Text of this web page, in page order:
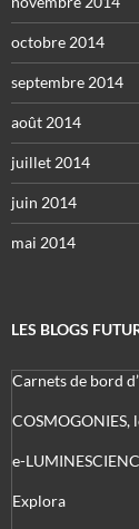
octobre 2014
septembre 2014
août 2014
juillet 2014
juin 2014
mai 2014
LES BLOGS
Carnets de bord
COSMOGONIES,
e-
Explora